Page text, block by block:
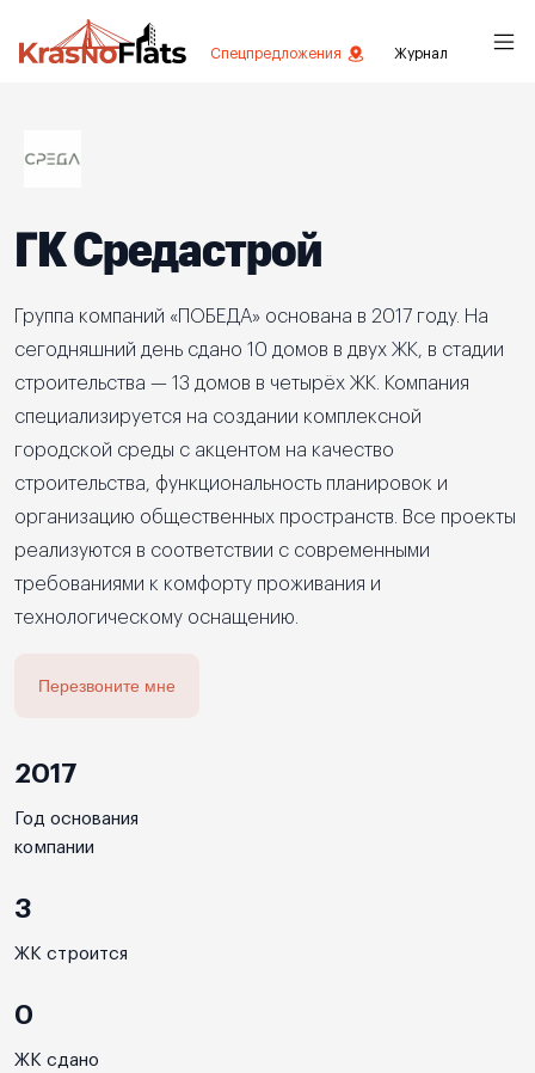
Спецпредложения Журнал
ГК Средастрой
Группа компаний «ПОБЕДА» основана в 2017 году. На
сегодняшний день сдано 10 домов в двух ЖК, в стадии
строительства — 13 домов в четырёх ЖК. Компания
специализируется на создании комплексной
городской среды с акцентом на качество
строительства, функциональность планировок и
организацию общественных пространств. Все проекты
реализуются в соответствии с современными
требованиями к комфорту проживания и
технологическому оснащению.
Перезвоните мне
2017
Год основания
компании
3
ЖК строится
0
ЖК сдано